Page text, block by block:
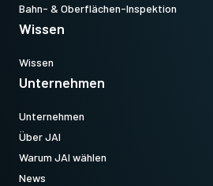
Bahn- & Oberflächen-Inspektion
Wissen
Wissen
Unternehmen
Unternehmen
Über JAI
Warum JAI wählen
News